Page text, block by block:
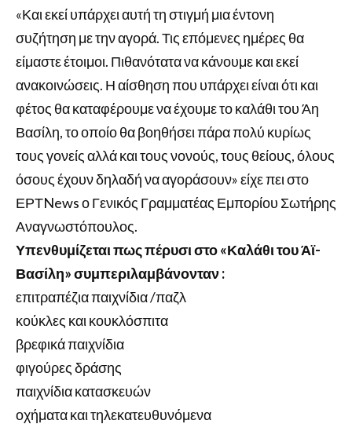
«Και εκεί υπάρχει αυτή τη στιγμή μια έντονη
συζήτηση με την αγορά. Τις επόμενες ημέρες θα
είμαστε έτοιμοι. Πιθανότατα να κάνουμε και εκεί
ανακοινώσεις. Η αίσθηση που υπάρχει είναι ότι και
φέτος θα καταφέρουμε να έχουμε το καλάθι του Άη
Βασίλη, το οποίο θα βοηθήσει πάρα πολύ κυρίως
τους γονείς αλλά και τους νονούς, τους θείους, όλους
όσους έχουν δηλαδή να αγοράσουν» είχε πει στο
ΕΡΤNews ο Γενικός Γραμματέας Εμπορίου Σωτήρης
Αναγνωστόπουλος.
Υπενθυμίζεται πως πέρυσι στο «Καλάθι του Άϊ-
Βασίλη» συμπεριλαμβάνονταν :
επιτραπέζια παιχνίδια /παζλ
κούκλες και κουκλόσπιτα
βρεφικά παιχνίδια
φιγούρες δράσης
παιχνίδια κατασκευών
οχήματα και τηλεκατευθυνόμενα